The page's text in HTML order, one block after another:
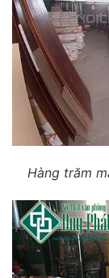
Hàng trăm